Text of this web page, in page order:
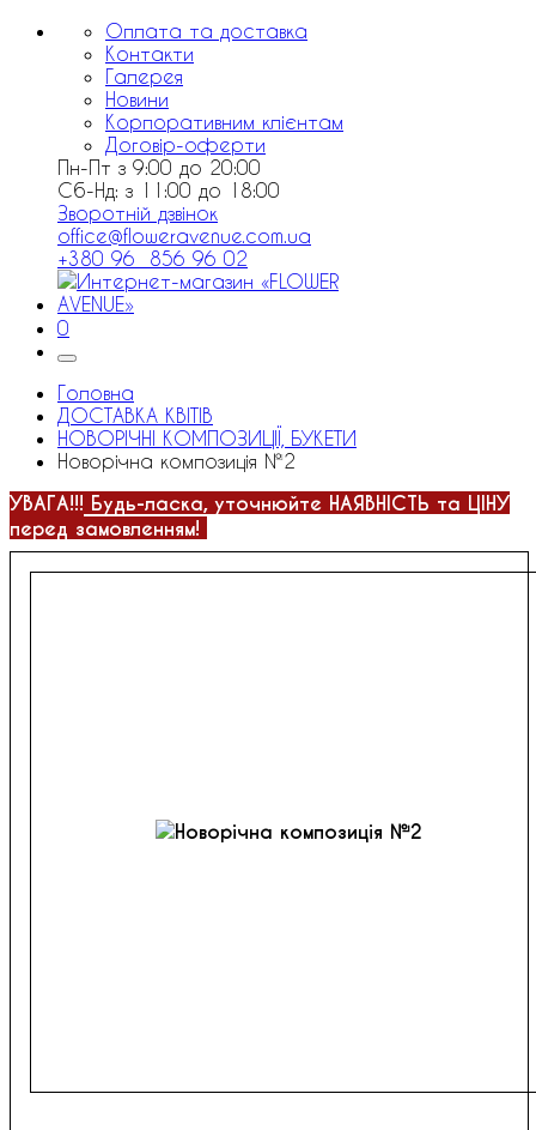
Оплата та доставка
Контакти
Галерея
Новини
Корпоративним клієнтам
Договір-оферти
Пн-Пт з 9:00 до 20:00
Сб-Нд: з 11:00 до 18:00
Зворотній дзвінок
office@floweravenue.com.ua
+380 96 856 96 02
0
Головна
ДОСТАВКА КВІТІВ
НОВОРІЧНІ КОМПОЗИЦІЇ, БУКЕТИ
Новорічна композиція №2
УВАГА!!! Будь-ласка, уточнюйте НАЯВНІСТЬ та ЦІНУ
перед замовленням!